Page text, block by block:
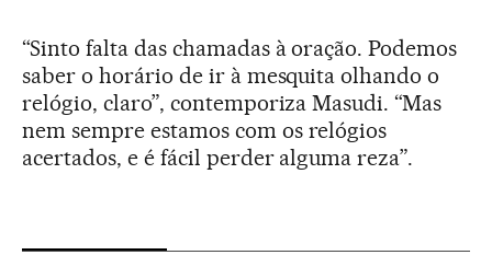
“Sinto falta das chamadas à oração. Podemos
saber o horário de ir à mesquita olhando o
relógio, claro”, contemporiza Masudi. “Mas
nem sempre estamos com os relógios
acertados, e é fácil perder alguma reza”.